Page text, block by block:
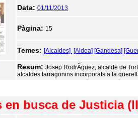
Data: 01/11/2013
Pàgina: 15
Temes: [Alcaldes] [Aldea] [Gandesa]
Resum: Josep RodrÃ­guez, alcalde de
alcaldes tarragonins incorporats a la
en busca de Justicia